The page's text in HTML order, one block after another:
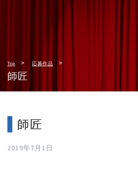
Top 応募作品
師匠
師匠
2019年7月1日